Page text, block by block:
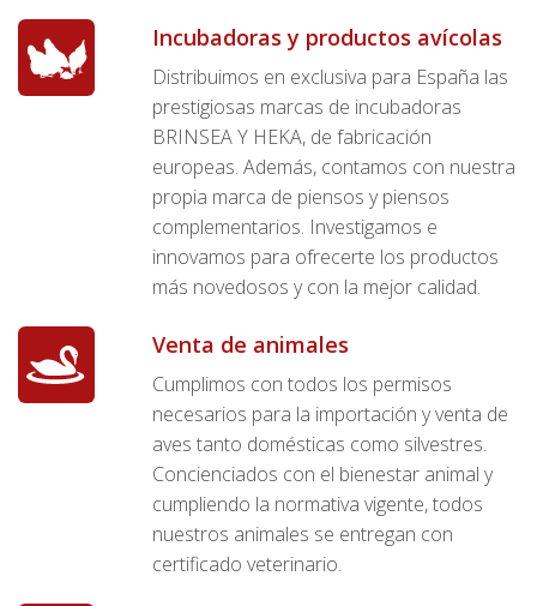
Incubadoras y productos avícolas
Distribuimos en exclusiva para España las
prestigiosas marcas de incubadoras
BRINSEA Y HEKA, de fabricación
europeas. Además, contamos con nuestra
propia marca de piensos y piensos
complementarios. Investigamos e
innovamos para ofrecerte los productos
más novedosos y con la mejor calidad.
Venta de animales
Cumplimos con todos los permisos
necesarios para la importación y venta de
aves tanto domésticas como silvestres.
Concienciados con el bienestar animal y
cumpliendo la normativa vigente, todos
nuestros animales se entregan con
certificado veterinario.